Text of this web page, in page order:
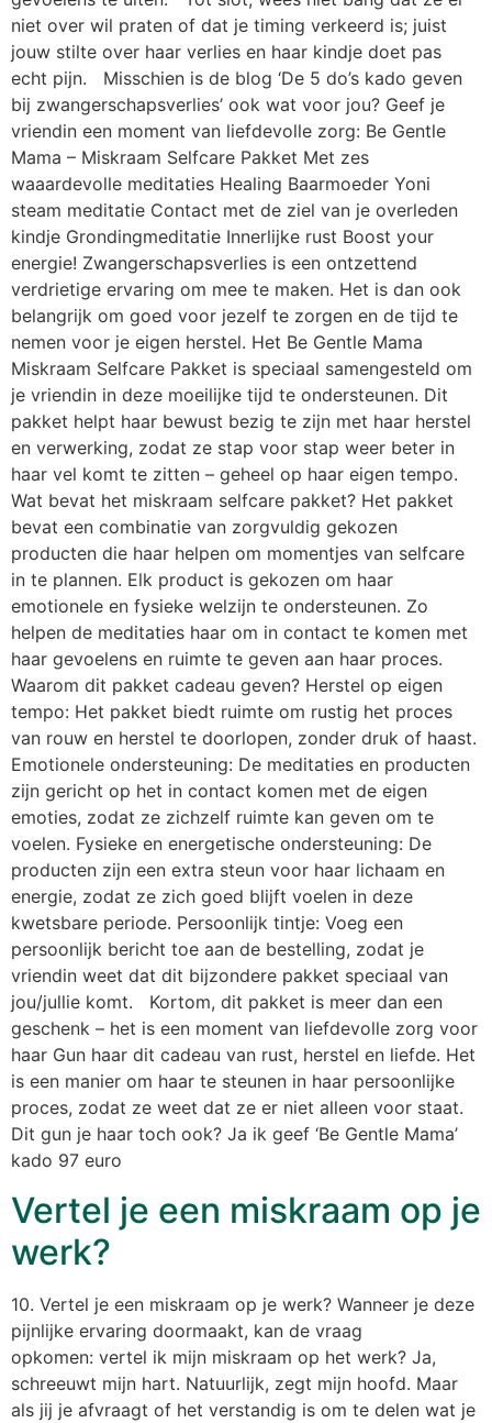
niet over wil praten of dat je timing verkeerd is; juist
jouw stilte over haar verlies en haar kindje doet pas
echt pijn. Misschien is de blog ‘De 5 do’s kado geven
bij zwangerschapsverlies’ ook wat voor jou? Geef je
vriendin een moment van liefdevolle zorg: Be Gentle
Mama – Miskraam Selfcare Pakket Met zes
waaardevolle meditaties Healing Baarmoeder Yoni
steam meditatie Contact met de ziel van je overleden
kindje Grondingmeditatie Innerlijke rust Boost your
energie! Zwangerschapsverlies is een ontzettend
verdrietige ervaring om mee te maken. Het is dan ook
belangrijk om goed voor jezelf te zorgen en de tijd te
nemen voor je eigen herstel. Het Be Gentle Mama
Miskraam Selfcare Pakket is speciaal samengesteld om
je vriendin in deze moeilijke tijd te ondersteunen. Dit
pakket helpt haar bewust bezig te zijn met haar herstel
en verwerking, zodat ze stap voor stap weer beter in
haar vel komt te zitten – geheel op haar eigen tempo.
Wat bevat het miskraam selfcare pakket? Het pakket
bevat een combinatie van zorgvuldig gekozen
producten die haar helpen om momentjes van selfcare
in te plannen. Elk product is gekozen om haar
emotionele en fysieke welzijn te ondersteunen. Zo
helpen de meditaties haar om in contact te komen met
haar gevoelens en ruimte te geven aan haar proces.
Waarom dit pakket cadeau geven? Herstel op eigen
tempo: Het pakket biedt ruimte om rustig het proces
van rouw en herstel te doorlopen, zonder druk of haast.
Emotionele ondersteuning: De meditaties en producten
zijn gericht op het in contact komen met de eigen
emoties, zodat ze zichzelf ruimte kan geven om te
voelen. Fysieke en energetische ondersteuning: De
producten zijn een extra steun voor haar lichaam en
energie, zodat ze zich goed blijft voelen in deze
kwetsbare periode. Persoonlijk tintje: Voeg een
persoonlijk bericht toe aan de bestelling, zodat je
vriendin weet dat dit bijzondere pakket speciaal van
jou/jullie komt. Kortom, dit pakket is meer dan een
geschenk – het is een moment van liefdevolle zorg voor
haar Gun haar dit cadeau van rust, herstel en liefde. Het
is een manier om haar te steunen in haar persoonlijke
proces, zodat ze weet dat ze er niet alleen voor staat.
Dit gun je haar toch ook? Ja ik geef ‘Be Gentle Mama’
kado 97 euro
Vertel je een miskraam op je
werk?
10. Vertel je een miskraam op je werk? Wanneer je deze
pijnlijke ervaring doormaakt, kan de vraag
opkomen: vertel ik mijn miskraam op het werk? Ja,
schreeuwt mijn hart. Natuurlijk, zegt mijn hoofd. Maar
als jij je afvraagt of het verstandig is om te delen wat je